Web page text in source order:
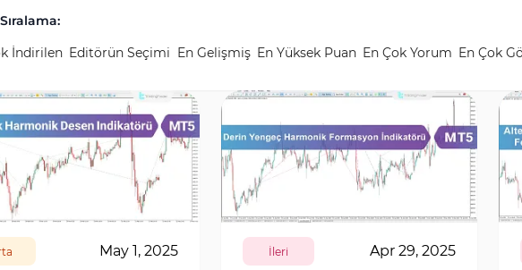
indikatörlerini indirerek, teknik grafik analizinizin doğruluğunu en üst
Sıralama:
İndirilen Editörün Seçimi En Gelişmiş En Yüksek Puan En Çok Yorum En Çok
5830
May 1, 2025
209
İleri
Apr 29, 2025